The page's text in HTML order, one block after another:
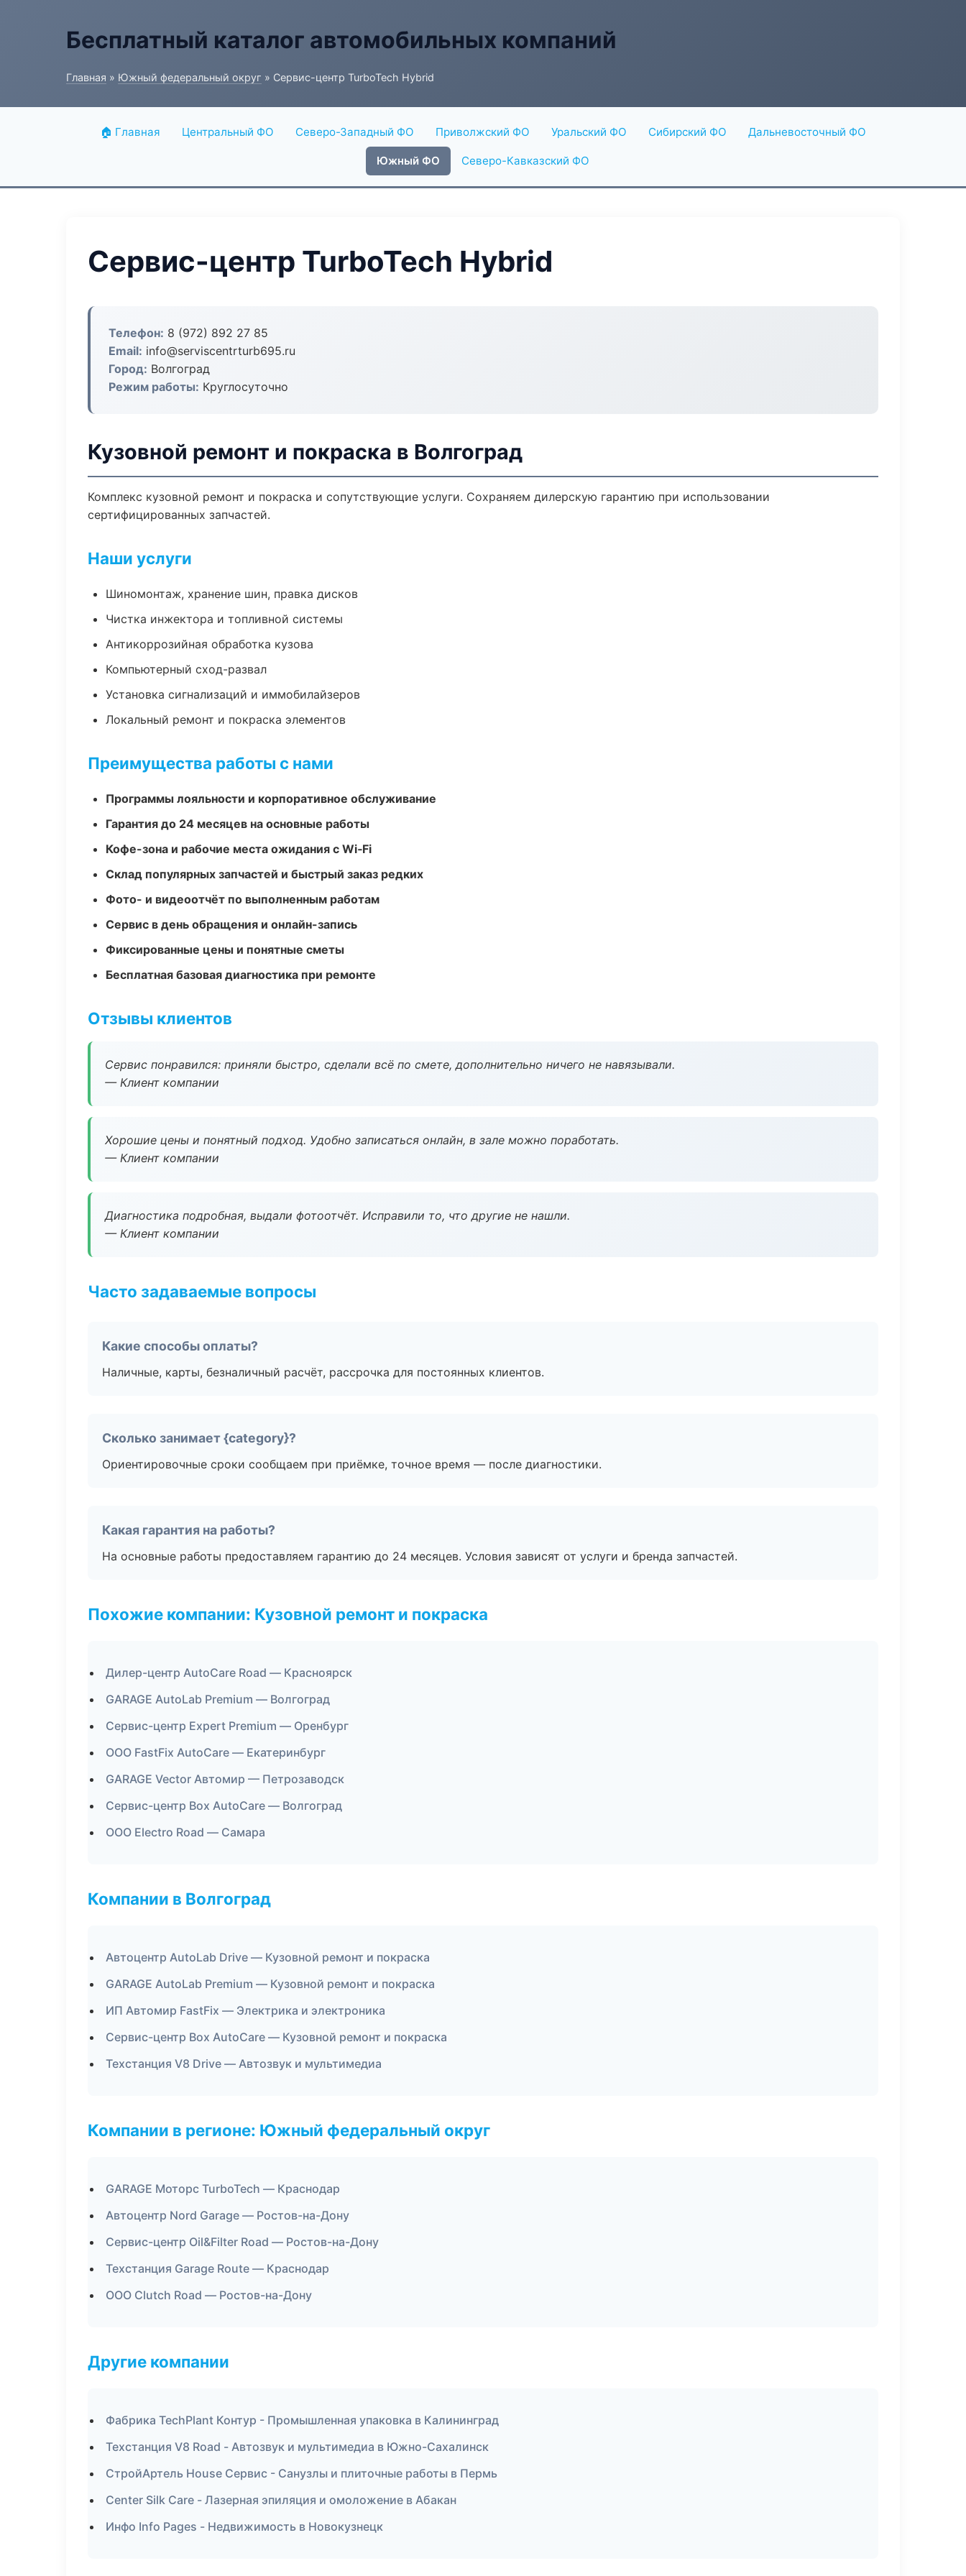
Бесплатный каталог автомобильных компаний
Главная » Южный федеральный округ » Сервис-центр TurboTech Hybrid
🏠 Главная Центральный ФО Северо-Западный ФО Приволжский ФО Уральский ФО Сибирский ФО Дальневосточный ФО
Южный ФО Северо-Кавказский ФО
Сервис-центр TurboTech Hybrid
Телефон: 8 (972) 892 27 85
Email: info@serviscentrturb695.ru
Город: Волгоград
Режим работы: Круглосуточно
Кузовной ремонт и покраска в Волгоград
Комплекс кузовной ремонт и покраска и сопутствующие услуги. Сохраняем дилерскую гарантию при использовании
сертифицированных запчастей.
Наши услуги
Шиномонтаж, хранение шин, правка дисков
Чистка инжектора и топливной системы
Антикоррозийная обработка кузова
Компьютерный сход-развал
Установка сигнализаций и иммобилайзеров
Локальный ремонт и покраска элементов
Преимущества работы с нами
Программы лояльности и корпоративное обслуживание
Гарантия до 24 месяцев на основные работы
Кофе-зона и рабочие места ожидания с Wi‑Fi
Склад популярных запчастей и быстрый заказ редких
Фото- и видеоотчёт по выполненным работам
Сервис в день обращения и онлайн-запись
Фиксированные цены и понятные сметы
Бесплатная базовая диагностика при ремонте
Отзывы клиентов
Сервис понравился: приняли быстро, сделали всё по смете, дополнительно ничего не навязывали.
— Клиент компании
Хорошие цены и понятный подход. Удобно записаться онлайн, в зале можно поработать.
— Клиент компании
Диагностика подробная, выдали фотоотчёт. Исправили то, что другие не нашли.
— Клиент компании
Часто задаваемые вопросы
Какие способы оплаты?
Наличные, карты, безналичный расчёт, рассрочка для постоянных клиентов.
Сколько занимает {category}?
Ориентировочные сроки сообщаем при приёмке, точное время — после диагностики.
Какая гарантия на работы?
На основные работы предоставляем гарантию до 24 месяцев. Условия зависят от услуги и бренда запчастей.
Похожие компании: Кузовной ремонт и покраска
Дилер-центр AutoCare Road — Красноярск
GARAGE AutoLab Premium — Волгоград
Сервис-центр Expert Premium — Оренбург
ООО FastFix AutoCare — Екатеринбург
GARAGE Vector Автомир — Петрозаводск
Сервис-центр Box AutoCare — Волгоград
ООО Electro Road — Самара
Компании в Волгоград
Автоцентр AutoLab Drive — Кузовной ремонт и покраска
GARAGE AutoLab Premium — Кузовной ремонт и покраска
ИП Автомир FastFix — Электрика и электроника
Сервис-центр Box AutoCare — Кузовной ремонт и покраска
Техстанция V8 Drive — Автозвук и мультимедиа
Компании в регионе: Южный федеральный округ
GARAGE Моторс TurboTech — Краснодар
Автоцентр Nord Garage — Ростов-на-Дону
Сервис-центр Oil&Filter Road — Ростов-на-Дону
Техстанция Garage Route — Краснодар
ООО Clutch Road — Ростов-на-Дону
Другие компании
Фабрика TechPlant Контур - Промышленная упаковка в Калининград
Техстанция V8 Road - Автозвук и мультимедиа в Южно-Сахалинск
СтройАртель House Сервис - Санузлы и плиточные работы в Пермь
Center Silk Care - Лазерная эпиляция и омоложение в Абакан
Инфо Info Pages - Недвижимость в Новокузнецк